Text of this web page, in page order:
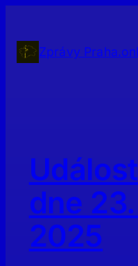
obsahZprávy
dne
2025